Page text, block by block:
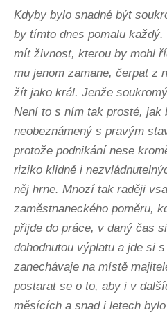
Kdyby bylo snadné být
by tímto dnes pomalu
mít živnost, kterou by mohl
mu jenom zamane, čerpat z
žít jako král. Jenže soukromý
Není to s ním tak prosté, jak
neobeznámený s pravým
protože podnikání nese
riziko klidně i
něj hrne. Mnozí tak raději
zaměstnaneckého poměru,
přijde do práce, v daný čas
dohodnutou výplatu a jde si
zanechávaje na místě
postarat se o to, aby i v
měsících a snad i letech